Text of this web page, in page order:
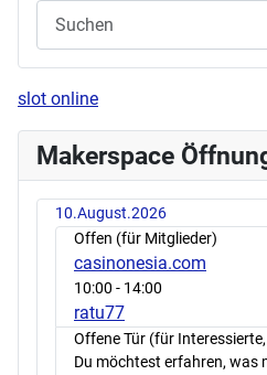
slot online
Makerspace
10.August.2026
Offen (für Mitglieder)
casinonesia.com
10:00 - 14:00
ratu77
Offene Tür (für
Du möchtest erfahren, was